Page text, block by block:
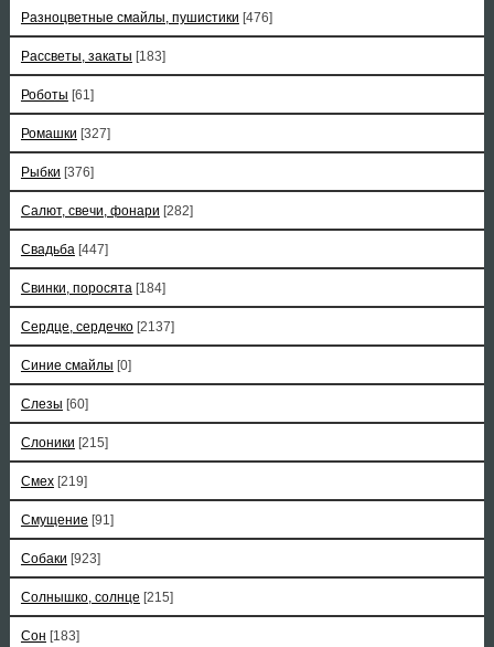
Разноцветные смайлы, пушистики [476]
Рассветы, закаты [183]
Роботы [61]
Ромашки [327]
Рыбки [376]
Салют, свечи, фонари [282]
Свадьба [447]
Свинки, поросята [184]
Сердце, сердечко [2137]
Синие смайлы [0]
Слезы [60]
Слоники [215]
Смех [219]
Смущение [91]
Собаки [923]
Солнышко, солнце [215]
Сон [183]